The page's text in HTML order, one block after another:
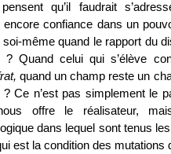
qu’il faudrait
encore confiance dans un
même quand le rapport du
Quand celui qui s’élève
quand un champ reste un
Ce n’est pas simplement le
offre le réalisateur,
dans lequel sont tenus
est la condition des mutations